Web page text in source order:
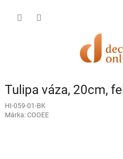
Tulipa váza, 20cm,
HI-059-01-BK
Márka:COOEE